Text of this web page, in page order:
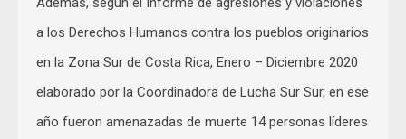
a los Derechos Humanos contra los pueblos originarios
en la Zona Sur de Costa Rica, Enero – Diciembre 2020
elaborado por la Coordinadora de Lucha Sur Sur, en ese
año fueron amenazadas de muerte 14 personas líderes